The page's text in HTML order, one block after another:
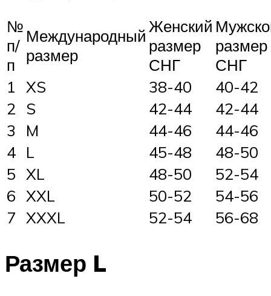
№
п/
п
Международный
размер
Женский
размер
СНГ
размер
СНГ
1 XS 38-40
40-42
2 S 42-44
42-44
3
M 44-46
44-46
4 L 45-48
48-50
5 XL 48-50
52-54
6 XXL 50-52
54-56
7 XXXL 52-54 56-68
Размер L